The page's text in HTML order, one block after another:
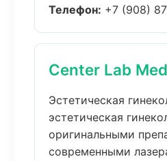
Телефон: +7 (908)
Center Lab Med
Эстетическая
эстетическая
оригинальными
современными